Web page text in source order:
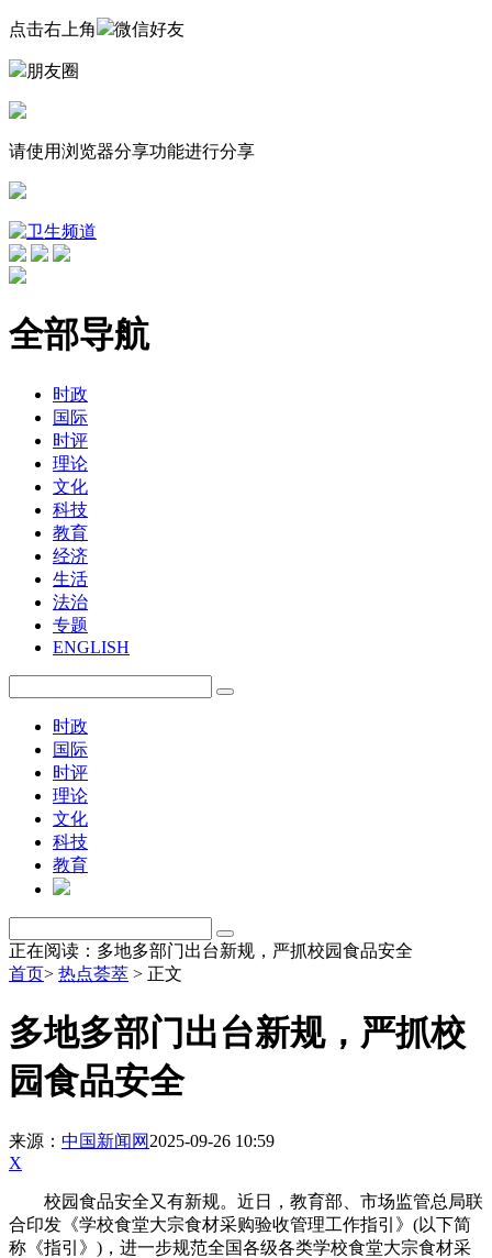
点击右上角 微信好友
朋友圈
请使用浏览器分享功能进行分享
全部导航
时政
国际
时评
理论
文化
科技
教育
经济
生活
法治
专题
ENGLISH
时政
国际
时评
理论
文化
科技
教育
正在阅读：多地多部门出台新规，严抓校园食品安全
首页> 热点荟萃 > 正文
多地多部门出台新规，严抓校
园食品安全
来源： 中国新闻网 2025-09-26 10:59
X
校园食品安全又有新规。近日，教育部、市场监管总局联
合印发《学校食堂大宗食材采购验收管理工作指引》(以下简
称《指引》)，进一步规范全国各级各类学校食堂大宗食材采